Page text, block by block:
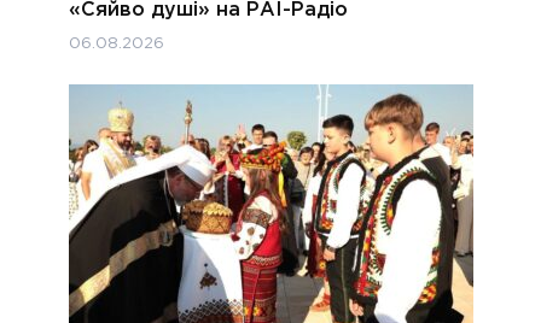
«Сяйво душі» на РАІ-Радіо
06.08.2026